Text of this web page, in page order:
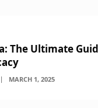
The Ultimate
MARCH 1, 2025